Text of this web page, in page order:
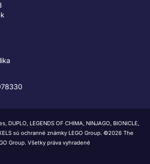
DUPLO, LEGENDS OF CHIMA, NINJAGO, BIONICLE,
sú ochranné známky LEGO Group. ©2026 The
Group. Všetky práva vyhradené